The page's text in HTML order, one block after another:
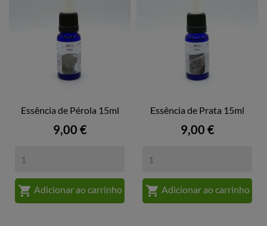
Essência de Pérola 15ml
Preço
9,00 €
 Adicionar ao carrinho
Essência de Prata 15ml
Preço
9,00 €
 Adicionar ao carrinho